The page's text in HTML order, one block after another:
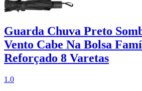
Guarda Chuva Preto
Vento Cabe Na Bolsa
Reforçado 8 Varetas
1.0